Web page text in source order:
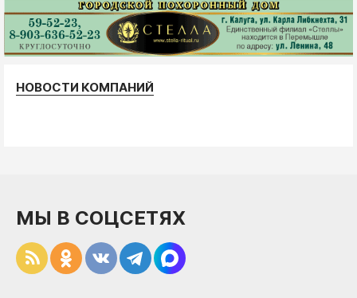
НОВОСТИ КОМПАНИЙ
МЫ В СОЦСЕТЯХ